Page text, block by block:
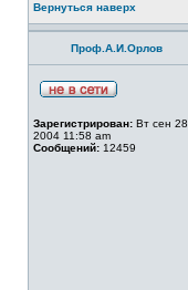
Вернуться наверх
Проф.А.И.Орлов
Зарегистрирован: Вт сен 28,
2004 11:58 am
Сообщений: 12459